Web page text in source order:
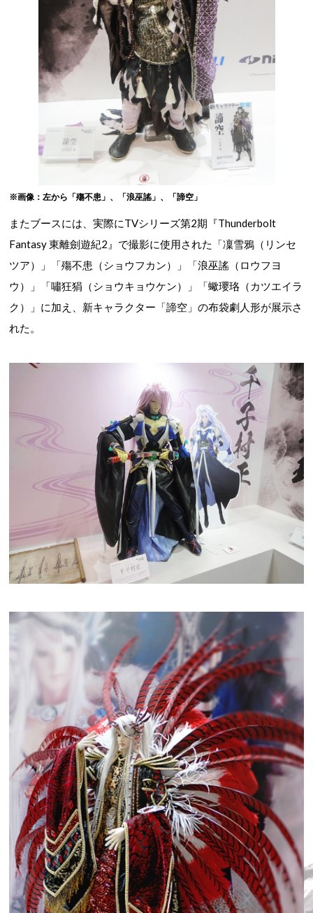
※画像：左から「殤不患」、「浪巫謠」、「諦空」
またブースには、実際にTVシリーズ第2期『Thunderbolt
Fantasy 東離劍遊紀2』で撮影に使用された「凜雪鴉（リンセ
ツア）」「殤不患（ショウフカン）」「浪巫謠（ロウフヨ
ウ）」「嘯狂狷（ショウキョウケン）」「蠍瓔珞（カツエイラ
ク）」に加え、新キャラクター「諦空」の布袋劇人形が展示さ
れた。